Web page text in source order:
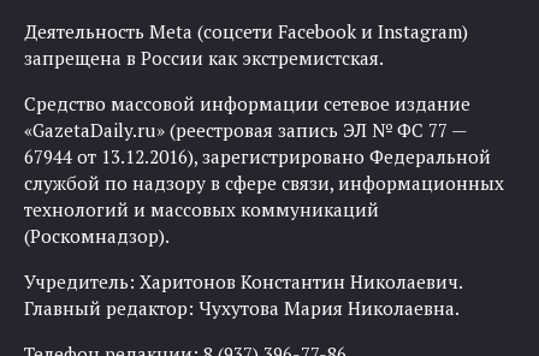
Деятельность Meta (соцсети Facebook и Instagram)
запрещена в России как экстремистская.
Средство массовой информации сетевое издание
«GazetaDaily.ru» (реестровая запись ЭЛ № ФС 77 —
67944 от 13.12.2016), зарегистрировано Федеральной
службой по надзору в сфере связи, информационных
технологий и массовых коммуникаций
(Роскомнадзор).
Учредитель: Харитонов Константин Николаевич.
Главный редактор: Чухутова Мария Николаевна.